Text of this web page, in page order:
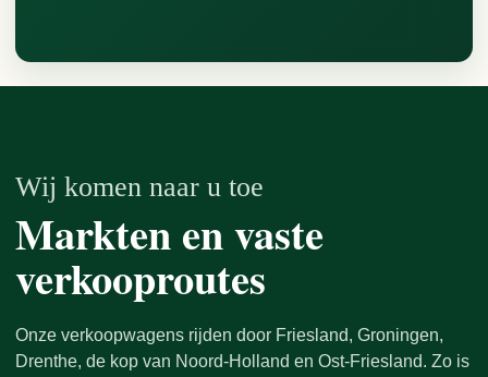
Wij komen naar u toe
Markten en vaste
verkooproutes
Onze verkoopwagens rijden door Friesland, Groningen,
Drenthe, de kop van Noord-Holland en Ost-Friesland. Zo is